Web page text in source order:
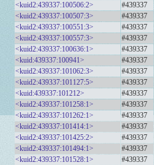
<kuid2:439337:100506:2>
#439337
<kuid2:439337:100507:3>
#439337
<kuid2:439337:100551:3>
#439337
<kuid2:439337:100557:3>
#439337
<kuid2:439337:100636:1>
#439337
<kuid:439337:100941>
#439337
<kuid2:439337:101062:3>
#439337
<kuid2:439337:101127:5>
#439337
<kuid:439337:101212>
#439337
<kuid2:439337:101258:1>
#439337
<kuid2:439337:101262:1>
#439337
<kuid2:439337:101414:1>
#439337
<kuid2:439337:101425:2>
#439337
<kuid2:439337:101494:1>
#439337
<kuid2:439337:101528:1>
#439337